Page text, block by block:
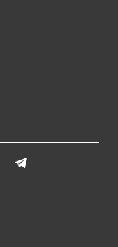
LinkedIn